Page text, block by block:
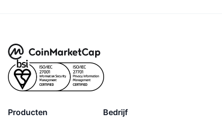
Producten Bedrijf